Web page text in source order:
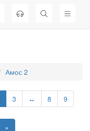
Амос 2
3 ↔ 8 9
»